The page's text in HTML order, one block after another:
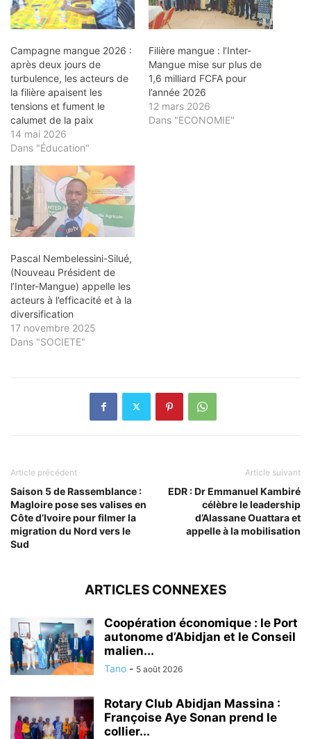
Campagne mangue 2026 :
après deux jours de
turbulence, les acteurs de
la filière apaisent les
tensions et fument le
calumet de la paix
14 mai 2026
Dans "Éducation"
Filière mangue : l’Inter-
Mangue mise sur plus de
1,6 milliard FCFA pour
l’année 2026
12 mars 2026
Dans "ECONOMIE"
Pascal Nembelessini-Silué,
(Nouveau Président de
l’Inter-Mangue) appelle les
acteurs à l’efficacité et à la
diversification
17 novembre 2025
Dans "SOCIETE"
Article précédent
Saison 5 de Rassemblance :
Magloire pose ses valises en
Côte d’Ivoire pour filmer la
migration du Nord vers le
Sud
Article suivant
EDR : Dr Emmanuel Kambiré
célèbre le leadership
d’Alassane Ouattara et
appelle à la mobilisation
ARTICLES CONNEXES
Coopération économique : le Port
autonome d’Abidjan et le Conseil
malien...
Tano - 5 août 2026
Rotary Club Abidjan Massina :
Françoise Aye Sonan prend le
collier...